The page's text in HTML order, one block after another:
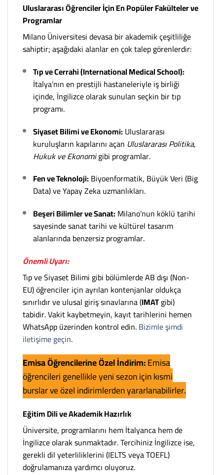
Uluslararası Öğrenciler İçin En Popüler Fakülteler ve
Programlar
Milano Üniversitesi devasa bir akademik çeşitliliğe
sahiptir; aşağıdaki alanlar en çok talep görenlerdir:
Tıp ve Cerrahi (International Medical School):
İtalya’nın en prestijli hastaneleriyle iş birliği
içinde, İngilizce olarak sunulan seçkin bir tıp
programı.
Siyaset Bilimi ve Ekonomi: Uluslararası
kuruluşların kapılarını açan Uluslararası Politika,
Hukuk ve Ekonomigibi programlar.
Fen ve Teknoloji: Biyoenformatik, Büyük Veri (Big
Data) ve Yapay Zeka uzmanlıkları.
Beşeri Bilimler ve Sanat: Milano’nun köklü tarihi
sayesinde sanat tarihi ve kültürel tasarım
alanlarında benzersiz programlar.
Önemli Uyarı:
Tıp ve Siyaset Bilimi gibi bölümlerde AB dışı (Non-
EU) öğrenciler için ayrılan kontenjanlar oldukça
sınırlıdır ve ulusal giriş sınavlarına (IMATgibi)
tabidir. Vakit kaybetmeyin, kayıt tarihlerini hemen
WhatsApp üzerinden kontrol edin.Bizimle şimdi
iletişime geçin.
Emisa Öğrencilerine Özel İndirim:Emisa
öğrencileri genellikle yeni sezon için kısmi
burslar ve özel indirimlerden yararlanabilirler.
Eğitim Dili ve Akademik Hazırlık
Üniversite, programlarını hem İtalyanca hem de
İngilizce olarak sunmaktadır. Tercihiniz İngilizce ise,
gerekli dil yeterliliklerini (IELTS veya TOEFL)
doğrulamanıza yardımcı oluyoruz.